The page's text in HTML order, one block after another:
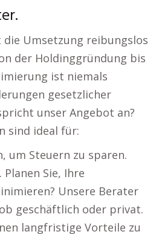
Umsetzung reibungslos
der Holdinggründung bis
ist niemals
gesetzlicher
unser Angebot an?
sind ideal für:
um Steuern zu sparen.
Sie, Ihre
Unsere Berater
geschäftlich oder privat.
langfristige Vorteile zu